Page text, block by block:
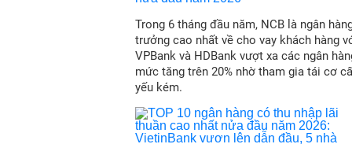
trước (3,768% - 6,936%/năm).
Biểu lãi suất ngân hàng Xây Dựng
1. Tiền gửi không kỳ hạn: 0,2%/năm
2. Tiền gửi có kỳ hạn:
Kỳ hạn
Trả lãi cuối kỳ (%/năm)
Trả lãi hàng quý (%/năm)
Trả lãi trước (%/năm)
Trong 6 tháng đầu năm, NCB là ngân
trưởng cao nhất về cho vay khách hàng
VPBank và HDBank vượt xa các ngân
mức tăng trên 20% nhờ tham gia tái cơ
yếu kém.